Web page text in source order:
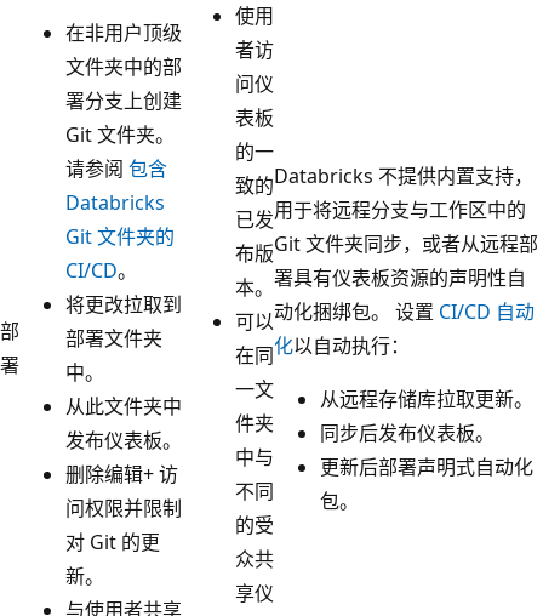
部
署
在非用户顶级
文件夹中的部
署分支上创建
Git 文件夹。
请参阅 包含
Databricks
Git 文件夹的
CI/CD。
将更改拉取到
部署文件夹
中。
从此文件夹中
发布仪表板。
删除编辑+ 访
问权限并限制
对 Git 的更
新。
与使用者共享
使用
者访
问仪
表板
的一
致的
已发
布版
本。
可以
在同
一文
件夹
中与
不同
的受
众共
享仪
Databricks 不提供内置支持，
用于将远程分支与工作区中的
Git 文件夹同步，或者从远程部
署具有仪表板资源的声明性自
动化捆绑包。 设置 CI/CD 自动
化以自动执行：
从远程存储库拉取更新。
同步后发布仪表板。
更新后部署声明式自动化
包。